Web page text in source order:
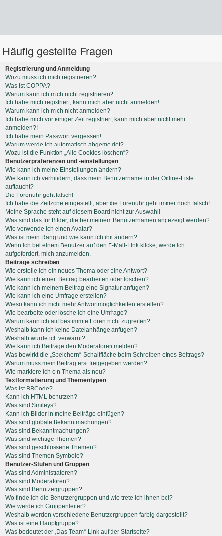
Häufig gestellte Fragen
Registrierung und Anmeldung
Wozu muss ich mich registrieren?
Was ist COPPA?
Warum kann ich mich nicht registrieren?
Ich habe mich registriert, kann mich aber nicht anmelden!
Warum kann ich mich nicht anmelden?
Ich habe mich vor einiger Zeit registriert, kann mich aber nicht mehr
anmelden?!
Ich habe mein Passwort vergessen!
Warum werde ich automatisch abgemeldet?
Wozu ist die Funktion „Alle Cookies löschen“?
Benutzerpräferenzen und -einstellungen
Wie kann ich meine Einstellungen ändern?
Wie kann ich verhindern, dass mein Benutzername in der Online-Liste
auftaucht?
Die Forenuhr geht falsch!
Ich habe die Zeitzone eingestellt, aber die Forenuhr geht immer noch falsch!
Meine Sprache steht auf diesem Board nicht zur Auswahl!
Was sind das für Bilder, die bei meinem Benutzernamen angezeigt werden?
Wie verwende ich einen Avatar?
Was ist mein Rang und wie kann ich ihn ändern?
Wenn ich bei einem Benutzer auf den E-Mail-Link klicke, werde ich
aufgefordert, mich anzumelden.
Beiträge schreiben
Wie erstelle ich ein neues Thema oder eine Antwort?
Wie kann ich einen Beitrag bearbeiten oder löschen?
Wie kann ich meinem Beitrag eine Signatur anfügen?
Wie kann ich eine Umfrage erstellen?
Wieso kann ich nicht mehr Antwortmöglichkeiten erstellen?
Wie bearbeite oder lösche ich eine Umfrage?
Warum kann ich auf bestimmte Foren nicht zugreifen?
Weshalb kann ich keine Dateianhänge anfügen?
Weshalb wurde ich verwarnt?
Wie kann ich Beiträge den Moderatoren melden?
Was bewirkt die „Speichern“-Schaltfläche beim Schreiben eines Beitrags?
Warum muss mein Beitrag erst freigegeben werden?
Wie markiere ich ein Thema als neu?
Textformatierung und Thementypen
Was ist BBCode?
Kann ich HTML benutzen?
Was sind Smileys?
Kann ich Bilder in meine Beiträge einfügen?
Was sind globale Bekanntmachungen?
Was sind Bekanntmachungen?
Was sind wichtige Themen?
Was sind geschlossene Themen?
Was sind Themen-Symbole?
Benutzer-Stufen und Gruppen
Was sind Administratoren?
Was sind Moderatoren?
Was sind Benutzergruppen?
Wo finde ich die Benutzergruppen und wie trete ich ihnen bei?
Wie werde ich Gruppenleiter?
Weshalb werden verschiedene Benutzergruppen farbig dargestellt?
Was ist eine Hauptgruppe?
Was bedeutet der „Das Team“-Link auf der Startseite?